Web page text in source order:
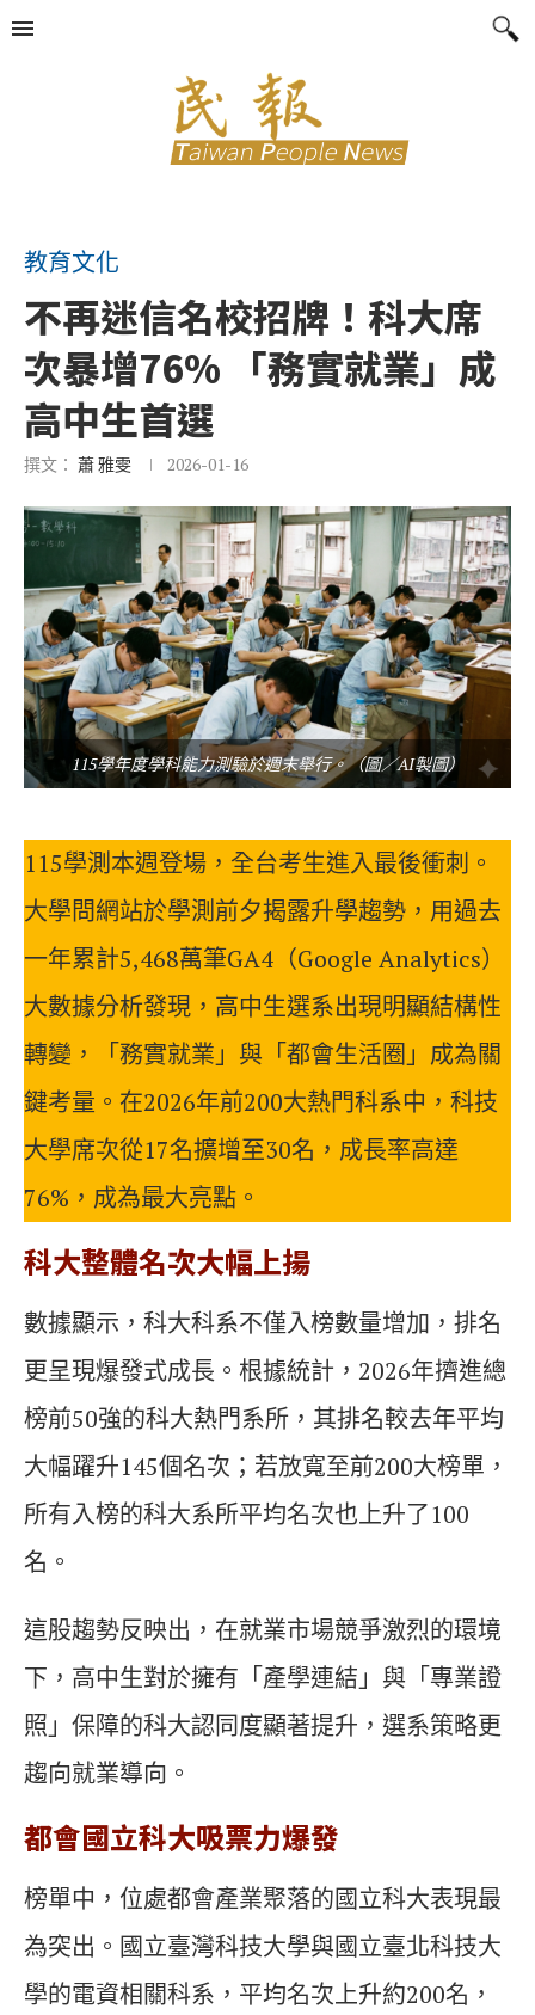
教育文化
不再迷信名校招牌！科大席
次暴增76% 「務實就業」成
高中生首選
撰文： 蕭 雅雯 2026-01-16
115學年度學科能力測驗於週末舉行。（圖／AI製圖）
115學測本週登場，全台考生進入最後衝刺。
大學問網站於學測前夕揭露升學趨勢，用過去
一年累計5,468萬筆GA4（Google Analytics）
大數據分析發現，高中生選系出現明顯結構性
轉變，「務實就業」與「都會生活圈」成為關
鍵考量。在2026年前200大熱門科系中，科技
大學席次從17名擴增至30名，成長率高達
76%，成為最大亮點。
科大整體名次大幅上揚
數據顯示，科大科系不僅入榜數量增加，排名
更呈現爆發式成長。根據統計，2026年擠進總
榜前50強的科大熱門系所，其排名較去年平均
大幅躍升145個名次；若放寬至前200大榜單，
所有入榜的科大系所平均名次也上升了100
名。
這股趨勢反映出，在就業市場競爭激烈的環境
下，高中生對於擁有「產學連結」與「專業證
照」保障的科大認同度顯著提升，選系策略更
趨向就業導向。
都會國立科大吸票力爆發
榜單中，位處都會產業聚落的國立科大表現最
為突出。國立臺灣科技大學與國立臺北科技大
學的電資相關科系，平均名次上升約200名，